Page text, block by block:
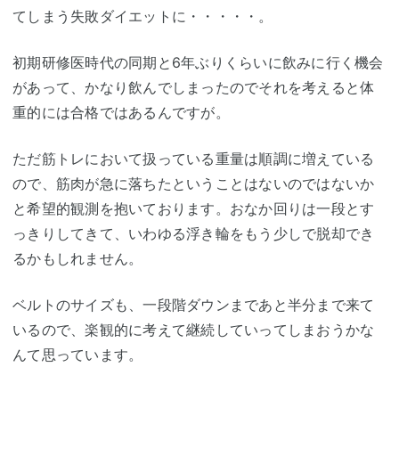
てしまう失敗ダイエットに・・・・・。
初期研修医時代の同期と6年ぶりくらいに飲みに行く機会
があって、かなり飲んでしまったのでそれを考えると体
重的には合格ではあるんですが。
ただ筋トレにおいて扱っている重量は順調に増えている
ので、筋肉が急に落ちたということはないのではないか
と希望的観測を抱いております。おなか回りは一段とす
っきりしてきて、いわゆる浮き輪をもう少しで脱却でき
るかもしれません。
ベルトのサイズも、一段階ダウンまであと半分まで来て
いるので、楽観的に考えて継続していってしまおうかな
んて思っています。